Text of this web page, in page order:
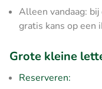
Alleen vandaag:
gratis kans op een
Grote kleine
Reserveren: